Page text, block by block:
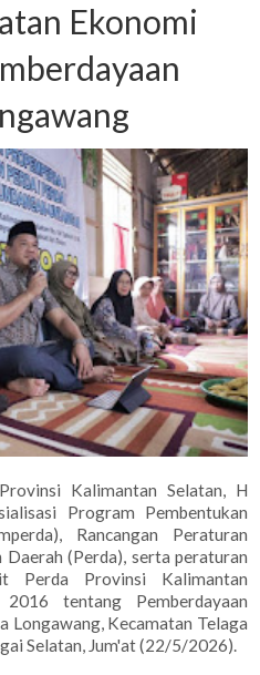
Ekonomi
Kalimantan Selatan, H
Program Pembentukan
Rancangan Peraturan
Daerah (Perda), serta peraturan
Perda Provinsi Kalimantan
tentang Pemberdayaan
Longawang, Kecamatan Telaga
Selatan, Jum'at (22/5/2026).